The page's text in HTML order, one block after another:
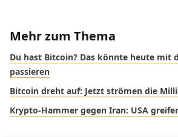
Mehr zum Thema
Du hast Bitcoin? Das könnte heute mit
passieren
Bitcoin dreht auf: Jetzt strömen die
Krypto-Hammer gegen Iran: USA